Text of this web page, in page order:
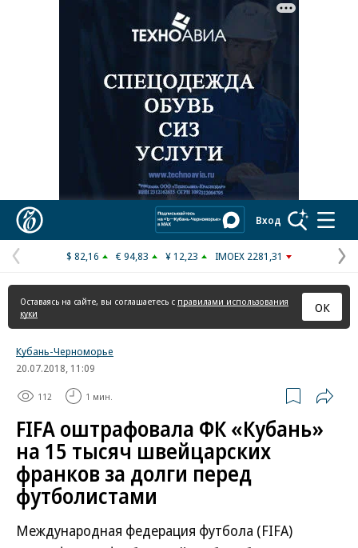
Реклама в «Ъ» www.kommersant.ru/ad
Вход
Предыдущая
страница
$ 82,16 € 94,83 ¥ 12,23 IMOEX 2281,31
Оставаясь на сайте, вы соглашаетесь с правилами использования
куки
ОК
Кубань-Черноморье
20.07.2018, 11:09
112 1 мин.
FIFA оштрафовала ФК «Кубань»
на 15 тысяч швейцарских
франков за долги перед
футболистами
Международная федерация футбола (FIFA)